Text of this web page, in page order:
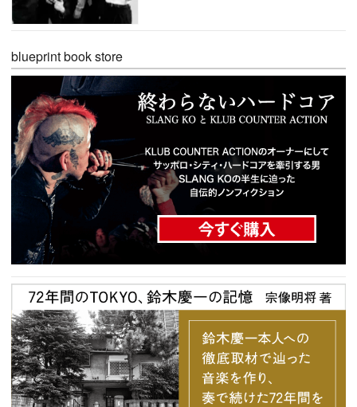
blueprint book store